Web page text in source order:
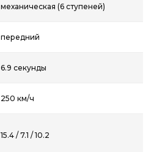
механическая (6 ступеней)
передний
6.9 секунды
250 км/ч
15.4 / 7.1 / 10.2